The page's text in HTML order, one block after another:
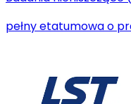
pełny etatumowa o